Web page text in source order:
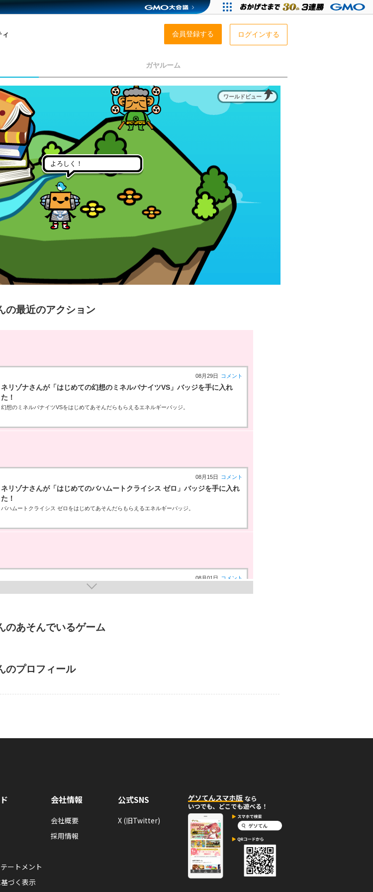
ィ 会員登録する ログインする
ガヤルーム
ワールドビュー
よろしく！
の最近のアクション
08月29日 コメント
ネリゾナさんが「はじめての幻想のミネルバナイツVS」バッジを手に入れ
た！
幻想のミネルバナイツVSをはじめてあそんだらもらえるエネルギーバッジ。
08月15日 コメント
ネリゾナさんが「はじめてのバハムートクライシス ゼロ」バッジを手に入れ
た！
バハムートクライシス ゼロをはじめてあそんだらもらえるエネルギーバッジ。
08月01日 コメント
ネリゾナさんが何か隠しバッジを手に入れたらしい！
隠しバッジ！獲得条件はヒミツ。
のあそんでいるゲーム
のプロフィール
ートメント
づく表示
会社情報
会社概要
採用情報
公式SNS
X (旧Twitter)